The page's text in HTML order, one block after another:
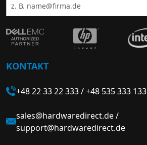
KONTAKT
+48 22 33 22 333/+48 535 333 133
sales@hardwaredirect.de/
support@hardwaredirect.de